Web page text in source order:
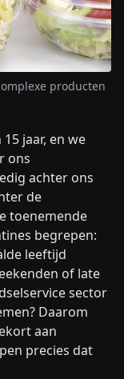
producten
jaar, en we
ons
achter ons
de
toenemende
begrepen:
leeftijd
of late
sector
Daarom
aan
precies dat